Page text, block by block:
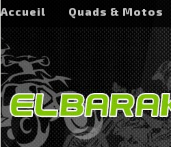
Accueil Quads & Motos